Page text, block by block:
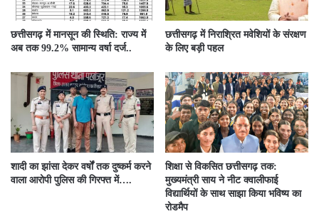
छत्तीसगढ़ में मानसून की स्थिति: राज्य में
अब तक 99.2% सामान्य वर्षा दर्ज..
छत्तीसगढ़ में निराश्रित मवेशियों के संरक्षण
के लिए बड़ी पहल
शादी का झांसा देकर वर्षों तक दुष्कर्म करने
वाला आरोपी पुलिस की गिरफ्त में….
शिक्षा से विकसित छत्तीसगढ़ तक:
मुख्यमंत्री साय ने नीट क्वालीफाई
विद्यार्थियों के साथ साझा किया भविष्य का
रोडमैप